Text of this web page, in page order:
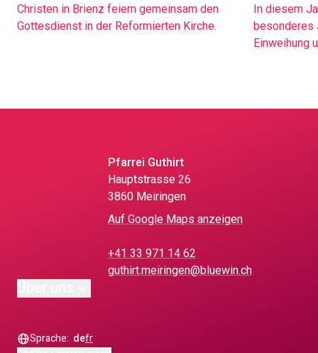
Christen in Brienz feiern gemeinsam den
Gottesdienst in der Reformierten Kirche.
In diesem
besonderes
Einweihung
Pfarrei Guthirt
Hauptstrasse 26
3860 Meiringen
Auf Google Maps anzeigen
+41 33 971 14 62
guthirt.meiringen@bluewin.ch
Sprache: defr